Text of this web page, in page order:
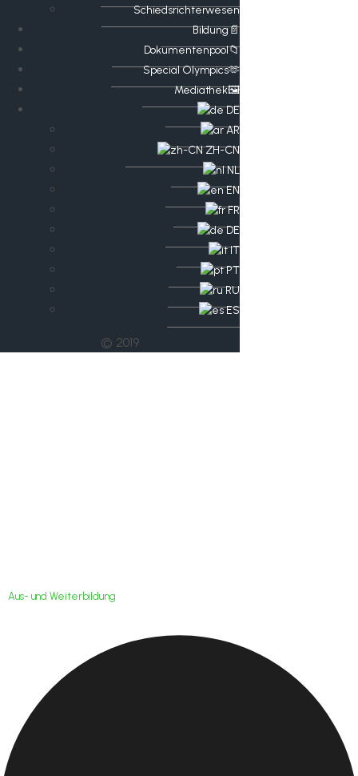
Schiedsrichterwesen
Bildung📄
Dokumentenpool📁
​​Special Olympics🫶
Mediathek🖼️​
DE
AR
ZH-CN
NL
EN
FR
DE
IT
PT
RU
ES
© 2019
Aus- und Weiterbildung